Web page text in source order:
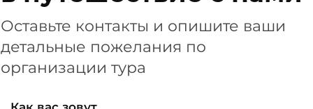
Оставьте контакты и опишите ваши
детальные пожелания по
организации тура